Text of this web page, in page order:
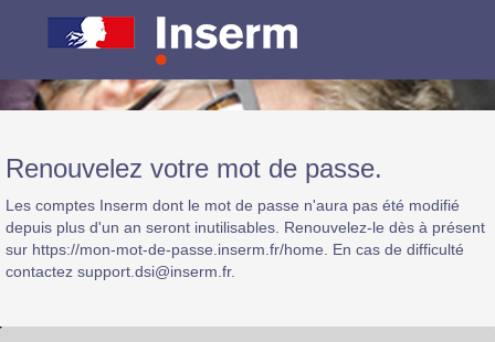
Renouvelez votre mot de passe.
Les comptes Inserm dont le mot de passe n'aura pas été modifié
depuis plus d'un an seront inutilisables. Renouvelez-le dès à présent
sur https://mon-mot-de-passe.inserm.fr/home. En cas de difficulté
contactez support.dsi@inserm.fr.